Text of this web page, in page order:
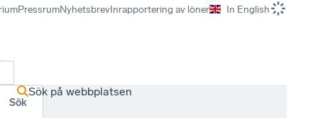
PressrumNyhetsbrevInrapportering av löner In English
Sök på webbplatsen
Sök